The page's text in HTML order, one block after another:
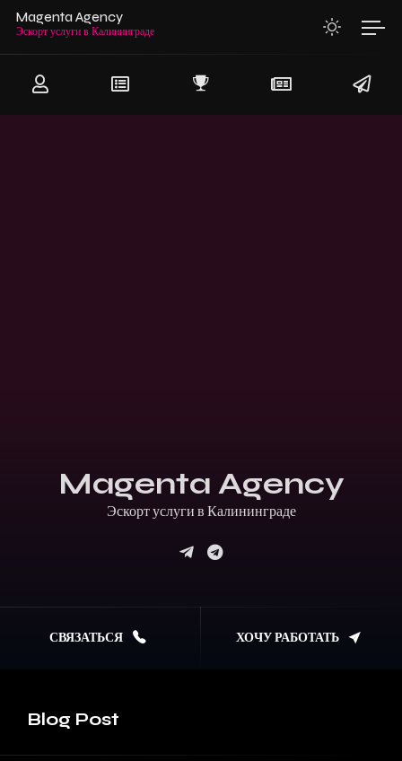
Magenta Agency
Эскорт услуги в Калининград
Magenta Agency
Эскорт услуги в Калинин
СВЯЗАТЬСЯ ХОЧУ РАБОТАТЬ
Blog Post